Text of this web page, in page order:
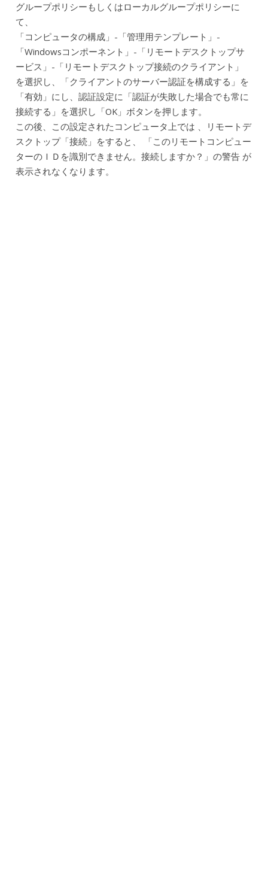
グループポリシーもしくはローカルグループポリシーに
て、
「コンピュータの構成」-「管理用テンプレート」-
「Windowsコンポーネント」-「リモートデスクトップサ
ービス」-「リモートデスクトップ接続のクライアント」
を選択し、「クライアントのサーバー認証を構成する」を
「有効」にし、認証設定に「認証が失敗した場合でも常に
接続する」を選択し「OK」ボタンを押します。
この後、この設定されたコンピュータ上では 、リモートデ
スクトップ「接続」をすると、 「このリモートコンピュー
ターのＩＤを識別できません。接続しますか？」の警告 が
表示されなくなります。